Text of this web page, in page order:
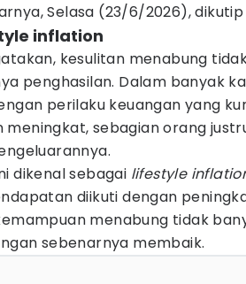
Selasa (23/6/2026),
inflation
kesulitan menabung
penghasilan. Dalam banyak
perilaku keuangan yang
sebagian orang
dikenal sebagai lifestyle
diikuti dengan
menabung tidak
sebenarnya membaik.